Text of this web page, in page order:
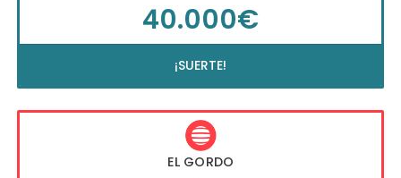
40.000€
¡SUERTE!
EL GORDO